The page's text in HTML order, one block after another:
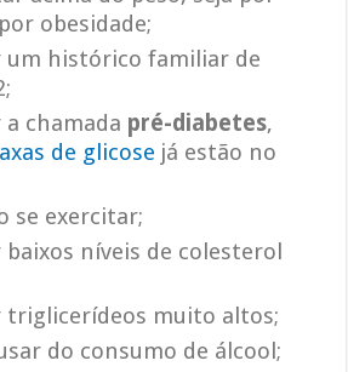
obesidade;
um histórico familiar de
chamada pré-diabetes,
de glicose já estão no
se exercitar;
níveis de colesterol
triglicerídeos muito altos;
do consumo de álcool;